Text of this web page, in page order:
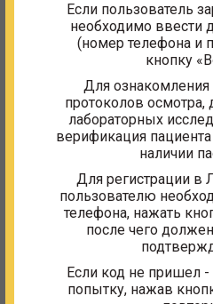
Для тех, кто решил
собственному желанию.
Что включено в программу?
Гормональное и
Консультации
Перечень
Приём эндокринолога
Гормональный анализ
Забор крови;
Если пользователь
необходимо ввести
(номер телефона и
кнопку
Для ознакомления
протоколов осмотра,
лабораторных
верификация
наличии
Для регистрации в
пользователю
телефона, нажать
после чего
Если код не пришел
попытку, нажав